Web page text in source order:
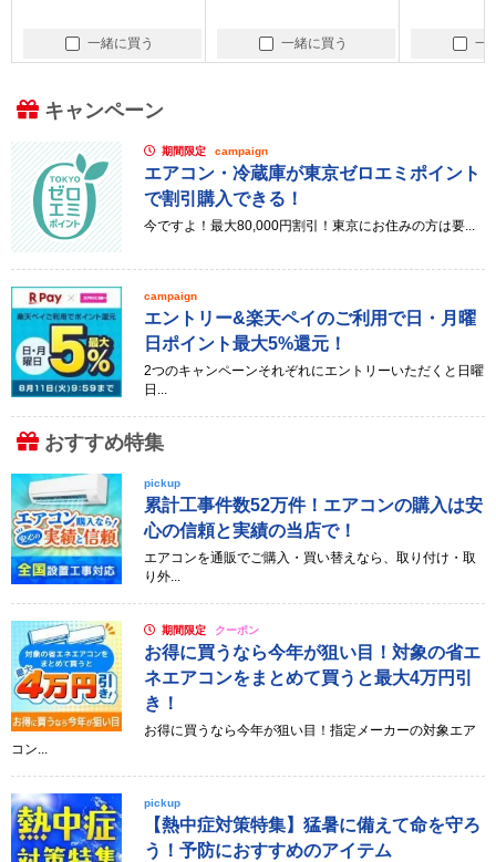
一緒に買う 一緒に買う 一
キャンペーン
期間限定 campaign
エアコン・冷蔵庫が東京ゼロエミポイント
で割引購入できる！
今ですよ！最大80,000円割引！東京にお住みの方は要...
campaign
エントリー&楽天ペイのご利用で日・月曜
日ポイント最大5%還元！
2つのキャンペーンそれぞれにエントリーいただくと日曜
日...
おすすめ特集
pickup
累計工事件数52万件！エアコンの購入は安
心の信頼と実績の当店で！
エアコンを通販でご購入・買い替えなら、取り付け・取
り外...
期間限定 クーポン
お得に買うなら今年が狙い目！対象の省エ
ネエアコンをまとめて買うと最大4万円引
き！
お得に買うなら今年が狙い目！指定メーカーの対象エア
コン...
pickup
【熱中症対策特集】猛暑に備えて命を守ろ
う！予防におすすめのアイテム